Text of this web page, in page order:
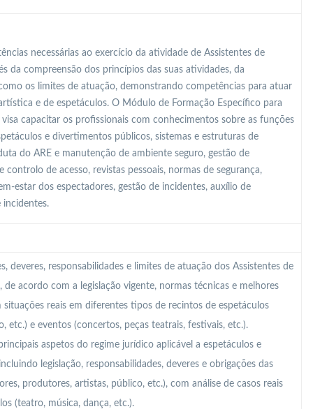
necessárias ao exercício da atividade de Assistentes de
da compreensão dos princípios das suas atividades, da
os limites de atuação, demonstrando competências para atuar
e de espetáculos. O Módulo de Formação Específico para
capacitar os profissionais com conhecimentos sobre as funções
e divertimentos públicos, sistemas e estruturas de
do ARE e manutenção de ambiente seguro, gestão de
de acesso, revistas pessoais, normas de segurança,
estar dos espectadores, gestão de incidentes, auxílio de
incidentes.
deveres, responsabilidades e limites de atuação dos Assistentes de
acordo com a legislação vigente, normas técnicas e melhores
reais em diferentes tipos de recintos de espetáculos
etc.) e eventos (concertos, peças teatrais, festivais, etc.).
aspetos do regime jurídico aplicável a espetáculos e
legislação, responsabilidades, deveres e obrigações das
produtores, artistas, público, etc.), com análise de casos reais
(teatro, música, dança, etc.).